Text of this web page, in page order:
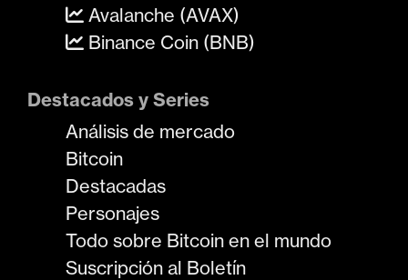
Avalanche (AVAX)
Binance Coin (BNB)
Destacados y Series
Análisis de mercado
Bitcoin
Destacadas
Personajes
Todo sobre Bitcoin en el mundo
Suscripción al Boletín